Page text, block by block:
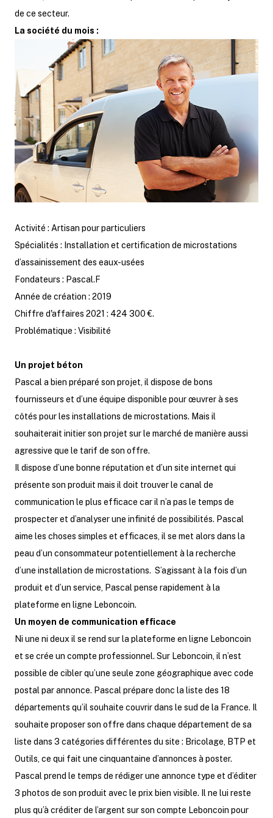
de ce secteur.
La société du mois :
Activité : Artisan pour particuliers
Spécialités : Installation et certification de microstations
d’assainissement des eaux-usées
Fondateurs : Pascal.F
Année de création : 2019
Chiffre d'affaires 2021 : 424 300 €.
Problématique : Visibilité
Un projet béton
Pascal a bien préparé son projet, il dispose de bons
fournisseurs et d’une équipe disponible pour œuvrer à ses
côtés pour les installations de microstations. Mais il
souhaiterait initier son projet sur le marché de manière aussi
agressive que le tarif de son offre.
Il dispose d’une bonne réputation et d’un site internet qui
présente son produit mais il doit trouver le canal de
communication le plus efficace car il n’a pas le temps de
prospecter et d’analyser une infinité de possibilités. Pascal
aime les choses simples et efficaces, il se met alors dans la
peau d’un consommateur potentiellement à la recherche
d’une installation de microstations. S’agissant à la fois d’un
produit et d’un service, Pascal pense rapidement à la
plateforme en ligne Leboncoin.
Un moyen de communication efficace
Ni une ni deux il se rend sur la plateforme en ligne Leboncoin
et se crée un compte professionnel. Sur Leboncoin, il n’est
possible de cibler qu’une seule zone géographique avec code
postal par annonce. Pascal prépare donc la liste des 18
départements qu’il souhaite couvrir dans le sud de la France. Il
souhaite proposer son offre dans chaque département de sa
liste dans 3 catégories différentes du site : Bricolage, BTP et
Outils, ce qui fait une cinquantaine d’annonces à poster.
Pascal prend le temps de rédiger une annonce type et d’éditer
3 photos de son produit avec le prix bien visible. Il ne lui reste
plus qu’à créditer de l’argent sur son compte Leboncoin pour